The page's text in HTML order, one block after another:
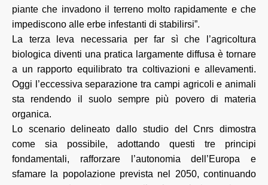
piante che invadono il terreno molto rapidamente e che
impediscono alle erbe infestanti di stabilirsi”.
La terza leva necessaria per far sì che l’agricoltura
biologica diventi una pratica largamente diffusa è tornare
a un rapporto equilibrato tra coltivazioni e allevamenti.
Oggi l’eccessiva separazione tra campi agricoli e animali
sta rendendo il suolo sempre più povero di materia
organica.
Lo scenario delineato dallo studio del Cnrs dimostra
come sia possibile, adottando questi tre principi
fondamentali, rafforzare l’autonomia dell’Europa e
sfamare la popolazione prevista nel 2050, continuando